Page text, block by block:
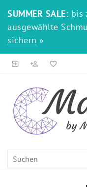
SUMMER SALE: bis
ausgewählte
sichern »